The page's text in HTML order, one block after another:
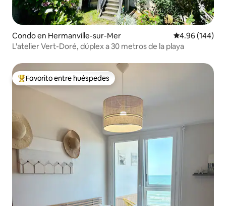
Condo en Hermanville-sur-Mer Calificación
4.96 (144)
L'atelier Vert-Doré, dúplex a 30 metros de la playa
Favorito entre huéspedes preferido
Favorito entre huéspedes